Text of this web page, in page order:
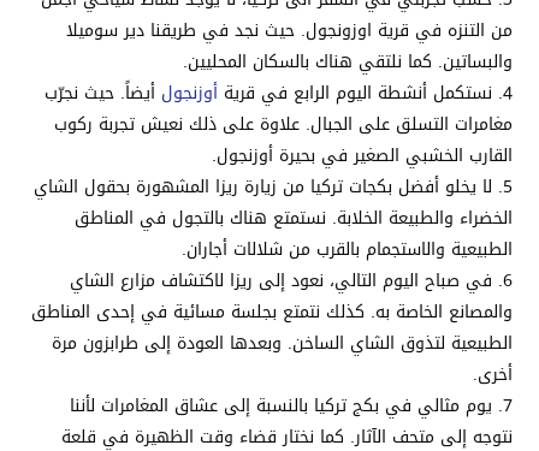
من التنزه في قرية اوزونجول. حيث نجد في طريقنا دير سوميلا
والبساتين. كما نلتقي هناك بالسكان المحليين.
نستكمل أنشطة اليوم الرابع في قرية أوزنجول أيضاً. حيث نجرّب
مغامرات التسلق على الجبال. علاوة على ذلك نعيش تجربة ركوب
القارب الخشبي الصغير في بحيرة أوزنجول.
لا يخلو أفضل بكجات تركيا من زيارة ريزا المشهورة بحقول الشاي
الخضراء والطبيعة الخلابة. نستمتع هناك بالتجول في المناطق
الطبيعية والاستجمام بالقرب من شلالات أجاران.
في صباح اليوم التالي، نعود إلى ريزا لاكتشاف مزارع الشاي
والمصانع الخاصة به. كذلك نتمتع بجلسة مسائية في إحدى المناطق
الطبيعية لتذوق الشاي الساخن. وبعدها العودة إلى طرابزون مرة
أخرى.
يوم مثالي في بكج تركيا بالنسبة إلى عشاق المغامرات لأننا
نتوجه إلى متحف الآثار. كما نختار قضاء وقت الظهيرة في قلعة